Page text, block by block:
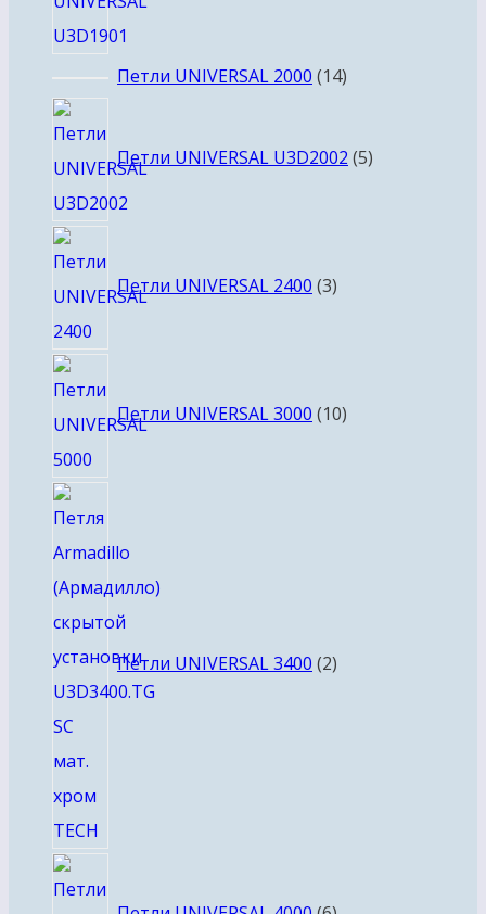
Петли UNIVERSAL 2000 1414
Петли UNIVERSAL U3D2002 5товаров
Петли UNIVERSAL 2400 3товара
Петли UNIVERSAL 3000 10товаров
Петли UNIVERSAL 3400 2
товаров